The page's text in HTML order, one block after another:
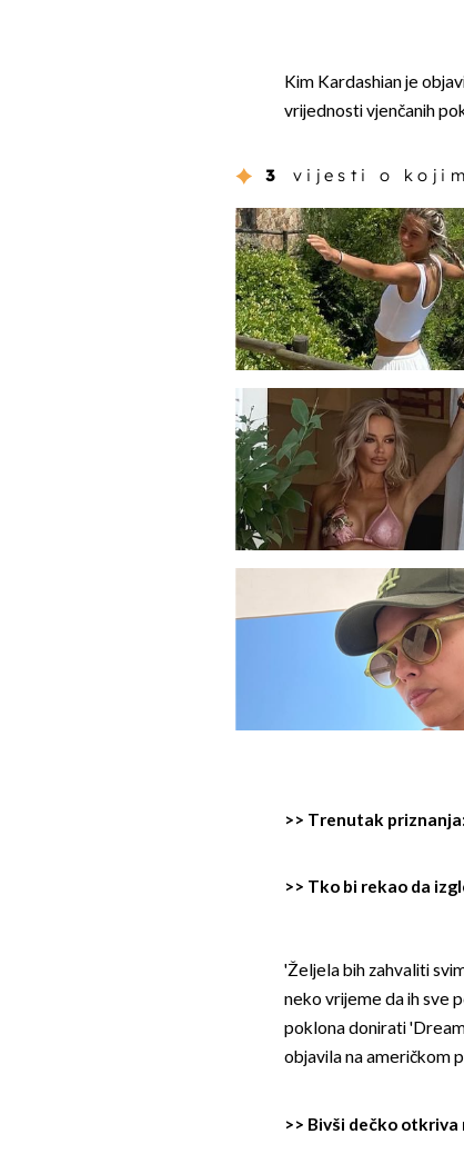
Kim Kardashian je
vrijednosti vjenčanih
3 vijesti o
>> Trenutak
>> Tko bi rekao da
'Željela bih zahvaliti
neko vrijeme da ih sve
poklona donirati
objavila na američkom
>> Bivši dečko otkriva